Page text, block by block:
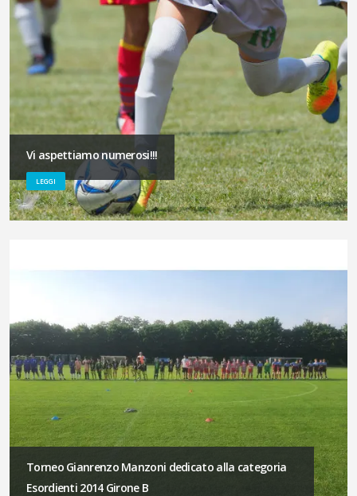
Vi aspettiamo numerosi!!!
LEGGI
Torneo Gianrenzo Manzoni dedicato alla categoria
Esordienti 2014 Girone B